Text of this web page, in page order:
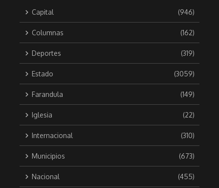
Capital (946)
Columnas (162)
Deportes (319)
Estado (3059)
Farandula (149)
Iglesia (22)
Internacional (310)
Municipios (673)
Nacional (455)